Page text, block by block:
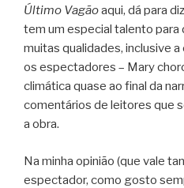
Último Vagãoaqui, dá para
tem um especial talento para
muitas qualidades, inclusive
os espectadores – Mary
climática quase ao final da
comentários de leitores que
a obra.
Na minha opinião (que vale
espectador, como gosto